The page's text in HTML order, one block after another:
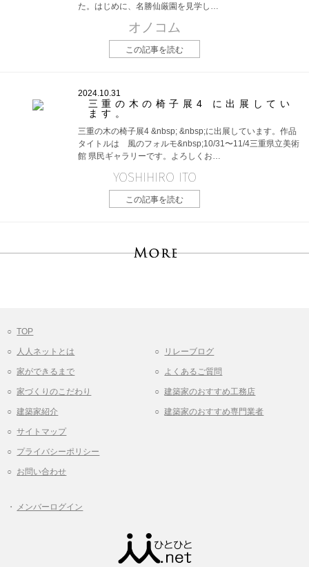
た。はじめに、名勝仙厳園を見学し…
オノコム
この記事を読む
2024.10.31
三重の木の椅子展4 に出展してい
ます。
三重の木の椅子展4 &nbsp; &nbsp;に出展しています。作品
タイトルは 風のフォルモ&nbsp;10/31〜11/4三重県立美術
館 県民ギャラリーです。よろしくお…
YOSHIHIRO ITO
この記事を読む
TOP
人人ネットとは
家ができるまで
家づくりのこだわり
建築家紹介
リレーブログ
よくあるご質問
建築家のおすすめ工務店
建築家のおすすめ専門業者
サイトマップ
プライバシーポリシー
お問い合わせ
メンバーログイン